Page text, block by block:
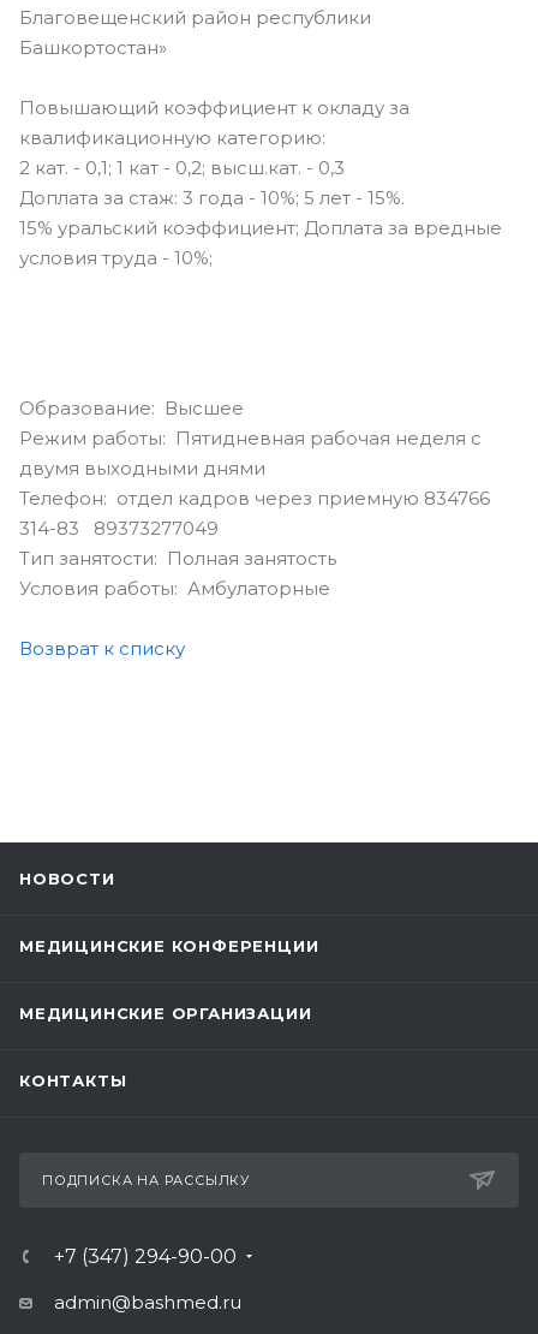
Благовещенский район республики
Башкортостан»
Повышающий коэффициент к окладу за
квалификационную категорию:
2 кат. - 0,1; 1 кат - 0,2; высш.кат. - 0,3
Доплата за стаж: 3 года - 10%; 5 лет - 15%.
15% уральский коэффициент; Доплата за вредные
условия труда - 10%;
Образование: Высшее
Режим работы: Пятидневная рабочая неделя с
двумя выходными днями
Телефон: отдел кадров через приемную 834766
314-83 89373277049
Тип занятости: Полная занятость
Условия работы: Амбулаторные
Возврат к списку
НОВОСТИ
МЕДИЦИНСКИЕ КОНФЕРЕНЦИИ
МЕДИЦИНСКИЕ ОРГАНИЗАЦИИ
КОНТАКТЫ
ПОДПИСКА НА РАССЫЛКУ
+7 (347) 294-90-00
admin@bashmed.ru